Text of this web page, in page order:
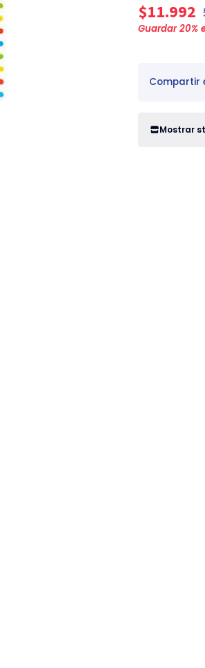
$11.992
Guardar20%
Compartir
Mostrar